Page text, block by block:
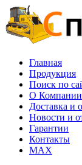
Перейти
к
основному
содержанию
Основная
навигация
Главная
Продукция
Поиск по
O Компании
Доставка и
Новости и
Гарантии
Контакты
MAX